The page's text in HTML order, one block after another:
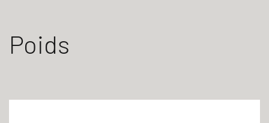
Poids